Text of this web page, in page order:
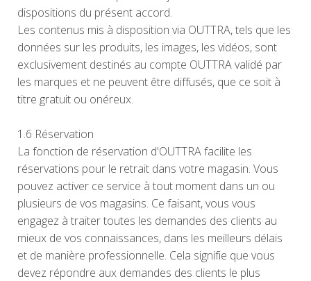
dispositions du présent accord.
Les contenus mis à disposition via OUTTRA, tels que les
données sur les produits, les images, les vidéos, sont
exclusivement destinés au compte OUTTRA validé par
les marques et ne peuvent être diffusés, que ce soit à
titre gratuit ou onéreux.
1.6 Réservation
La fonction de réservation d'OUTTRA facilite les
réservations pour le retrait dans votre magasin. Vous
pouvez activer ce service à tout moment dans un ou
plusieurs de vos magasins. Ce faisant, vous vous
engagez à traiter toutes les demandes des clients au
mieux de vos connaissances, dans les meilleurs délais
et de manière professionnelle. Cela signifie que vous
devez répondre aux demandes des clients le plus